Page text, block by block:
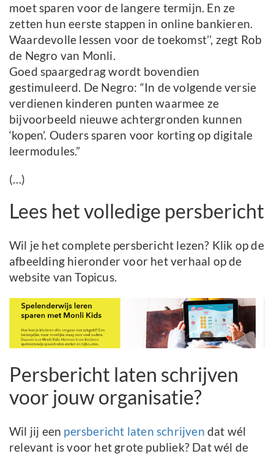
moet sparen voor de langere termijn. En ze
zetten hun eerste stappen in online bankieren.
Waardevolle lessen voor de toekomst’’, zegt Rob
de Negro van Monli.
Goed spaargedrag wordt bovendien
gestimuleerd. De Negro: “In de volgende versie
verdienen kinderen punten waarmee ze
bijvoorbeeld nieuwe achtergronden kunnen
‘kopen’. Ouders sparen voor korting op digitale
leermodules.”
(…)
Lees het volledige persbericht
Wil je het complete persbericht lezen? Klik op de
afbeelding hieronder voor het verhaal op de
website van Topicus.
Persbericht laten schrijven
voor jouw organisatie?
Wil jij een persbericht laten schrijven dat wél
relevant is voor het grote publiek? Dat wél de